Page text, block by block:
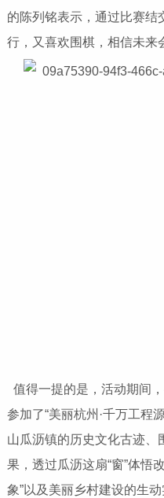
的陈列铭表示，通过比赛结
行，又喜欢围棋，相信未来
值得一提的是，活动期间
参加了“美丽杭州·千万工程
山瓜沥镇的历史文化古迹、
果，透过瓜沥这扇“窗”体悟
象”以及美丽乡村建设的生动